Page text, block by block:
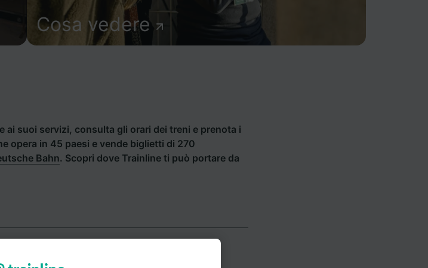
Cosa vedere
ai suoi servizi, consulta gli orari dei treni e prenota i
opera in 45 paesi e vende biglietti di 270
Bahn. Scopri dove Trainline ti può portare da